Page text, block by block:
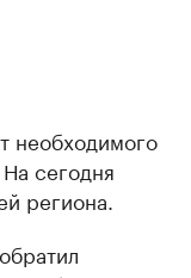
необходимого
сегодня
региона.